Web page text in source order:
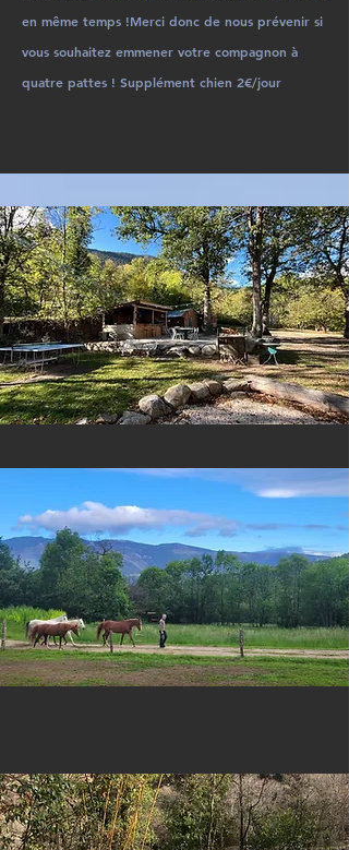
en même temps !Merci donc de nous prévenir si
vous souhaitez emmener votre compagnon à
quatre pattes ! Supplément chien 2€/jour